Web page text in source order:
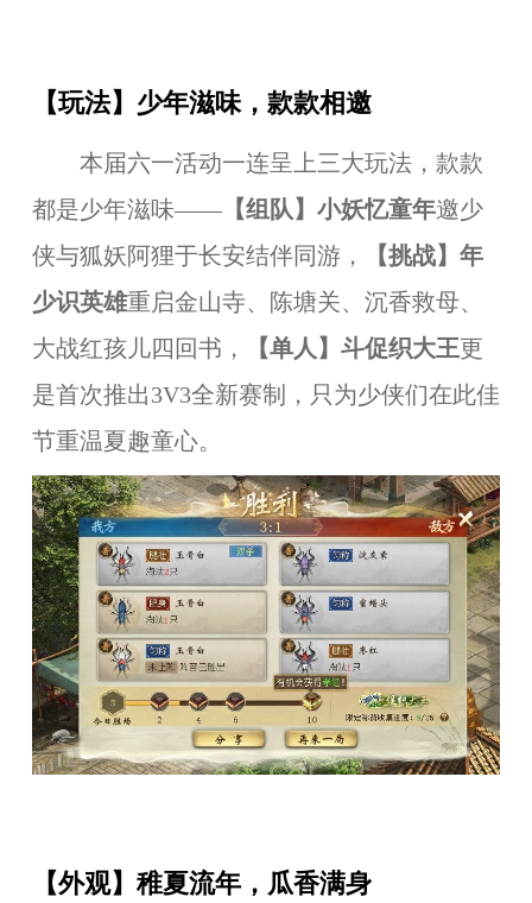
【玩法】少年滋味，款款相邀
本届六一活动一连呈上三大玩法，款款
都是少年滋味——【组队】小妖忆童年邀少
侠与狐妖阿狸于长安结伴同游，
【挑战】年
少识英雄重启金山寺、陈塘关、沉香救母、
大战红孩儿四回书，
【单人】斗促织大王更
是首次推出3V3全新赛制，只为少侠们在此佳
节重温夏趣童心。
【外观】稚夏流年，瓜香满身